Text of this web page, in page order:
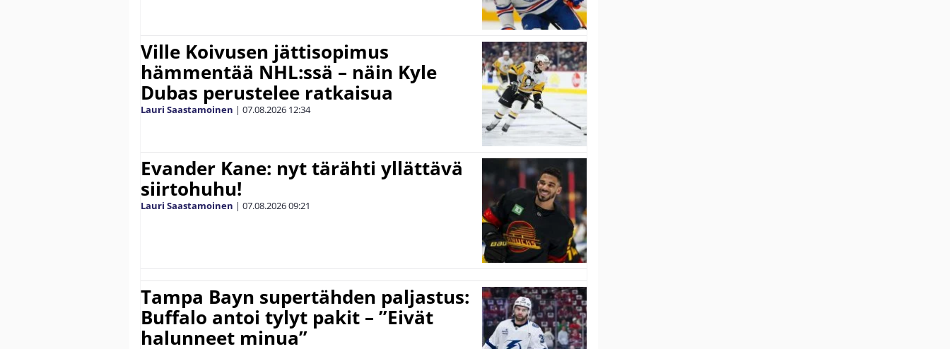
Ville Koivusen jättisopimus
hämmentää NHL:ssä – näin Kyle
Dubas perustelee ratkaisua
Lauri Saastamoinen | 07.08.2026 12:34
Evander Kane: nyt tärähti yllättävä
siirtohuhu!
Lauri Saastamoinen | 07.08.202609:21
Tampa Bayn supertähden paljastus:
Buffalo antoi tylyt pakit – ”Eivät
halunneet minua”